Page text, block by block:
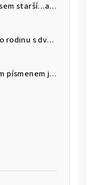
Body pro dvojčátka "Jsem starší...ale jen o chvilku!"
Matchy matchy set pro rodinu s dvojčaty
Kšiltovka s počátečním písmenem jména